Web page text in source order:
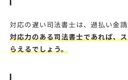
対応の遅い司法書士は、過払い金請
対応力のある司法書士であれば、
らえるでしょう。